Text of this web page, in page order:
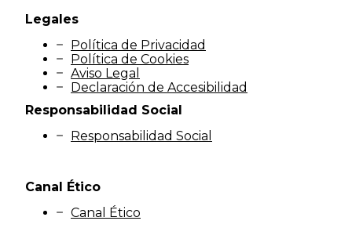
Legales
Política de Privacidad
Política de Cookies
Aviso Legal
Declaración de Accesibilidad
Responsabilidad Social
Responsabilidad Social
Canal Ético
Canal Ético